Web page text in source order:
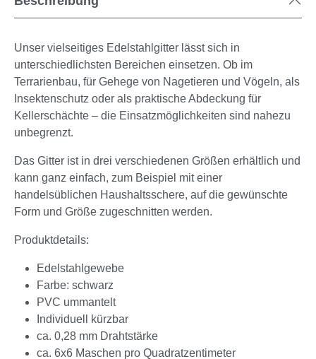
Unser vielseitiges Edelstahlgitter lässt sich in
unterschiedlichsten Bereichen einsetzen. Ob im
Terrarienbau, für Gehege von Nagetieren und Vögeln, als
Insektenschutz oder als praktische Abdeckung für
Kellerschächte – die Einsatzmöglichkeiten sind nahezu
unbegrenzt.
Das Gitter ist in drei verschiedenen Größen erhältlich und
kann ganz einfach, zum Beispiel mit einer
handelsüblichen Haushaltsschere, auf die gewünschte
Form und Größe zugeschnitten werden.
Produktdetails:
Edelstahlgewebe
Farbe: schwarz
PVC ummantelt
Individuell kürzbar
ca. 0,28 mm Drahtstärke
ca. 6x6 Maschen pro Quadratzentimeter